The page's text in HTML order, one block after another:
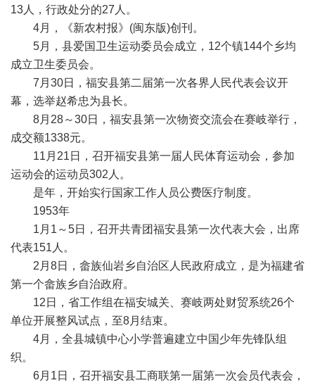
13人，行政处分的27人。
4月，《新农村报》(闽东版)创刊。
5月，县爱国卫生运动委员会成立，12个镇144个乡均
成立卫生委员会。
7月30日，福安县第二届第一次各界人民代表会议开
幕，选举赵希忠为县长。
8月28～30日，福安县第一次物资交流会在赛岐举行，
成交额1338元。
11月21日，召开福安县第一届人民体育运动会，参加
运动会的运动员302人。
是年，开始实行国家工作人员公费医疗制度。
1953年
1月1～5日，召开共青团福安县第一次代表大会，出席
代表151人。
2月8日，畲族仙岩乡自治区人民政府成立，是为福建省
第一个畲族乡自治政府。
12日，省工作组在福安城关、赛岐两处财贸系统26个
单位开展整风试点，至8月结束。
4月，全县城镇中心小学普遍建立中国少年先锋队组
织。
6月1日，召开福安县工商联第一届第一次会员代表会，